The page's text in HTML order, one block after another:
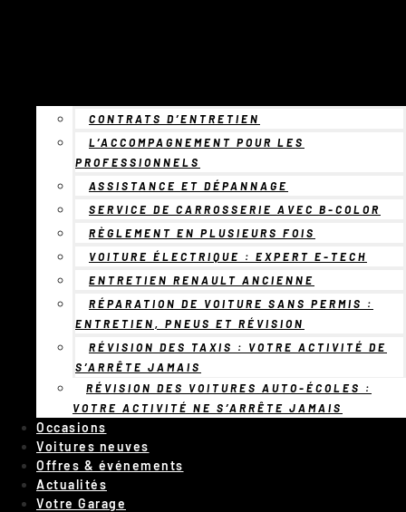
CONTRATS D’ENTRETIEN
L’ACCOMPAGNEMENT POUR LES
PROFESSIONNELS
ASSISTANCE ET DÉPANNAGE
SERVICE DE CARROSSERIE AVEC B-COLOR
RÈGLEMENT EN PLUSIEURS FOIS
VOITURE ÉLECTRIQUE : EXPERT E-TECH
ENTRETIEN RENAULT ANCIENNE
RÉPARATION DE VOITURE SANS PERMIS :
ENTRETIEN, PNEUS ET RÉVISION
RÉVISION DES TAXIS : VOTRE ACTIVITÉ DE
S’ARRÊTE JAMAIS
RÉVISION DES VOITURES AUTO-ÉCOLES :
VOTRE ACTIVITÉ NE S’ARRÊTE JAMAIS
Occasions
Voitures neuves
Offres & événements
Actualités
Votre Garage